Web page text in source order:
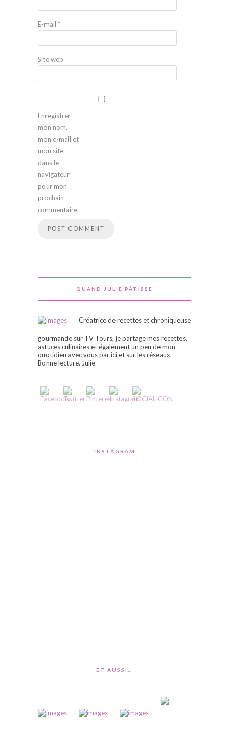
E-mail *
Site web
Enregistrer
mon nom,
mon e-mail et
mon site
dans le
navigateur
pour mon
prochain
commentaire.
QUAND JULIE PÂTISSE
Créatrice de recettes et chroniqueuse
gourmande sur TV Tours, je partage mes recettes,
astuces culinaires et également un peu de mon
quotidien avec vous par ici et sur les réseaux.
Bonne lecture. Julie
INSTAGRAM
ET AUSSI…